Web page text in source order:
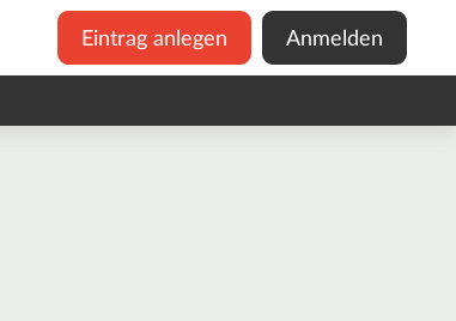
Eintrag anlegen Anmelden